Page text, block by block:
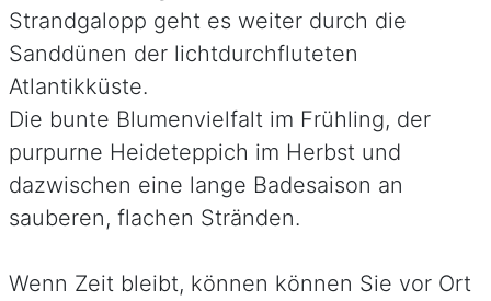
Strandgalopp geht es weiter durch die
Sanddünen der lichtdurchfluteten
Atlantikküste.
Die bunte Blumenvielfalt im Frühling, der
purpurne Heideteppich im Herbst und
dazwischen eine lange Badesaison an
sauberen, flachen Stränden.
Wenn Zeit bleibt, können können Sie vor Ort